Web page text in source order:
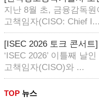
지난 8월 초, 금융감독
고책임자(CISO: Chief I...
[ISEC 2026 토크 콘서트
‘ISEC 2026’ 이틀째 날
고책임자(CISO)와 ...
TOP 뉴스